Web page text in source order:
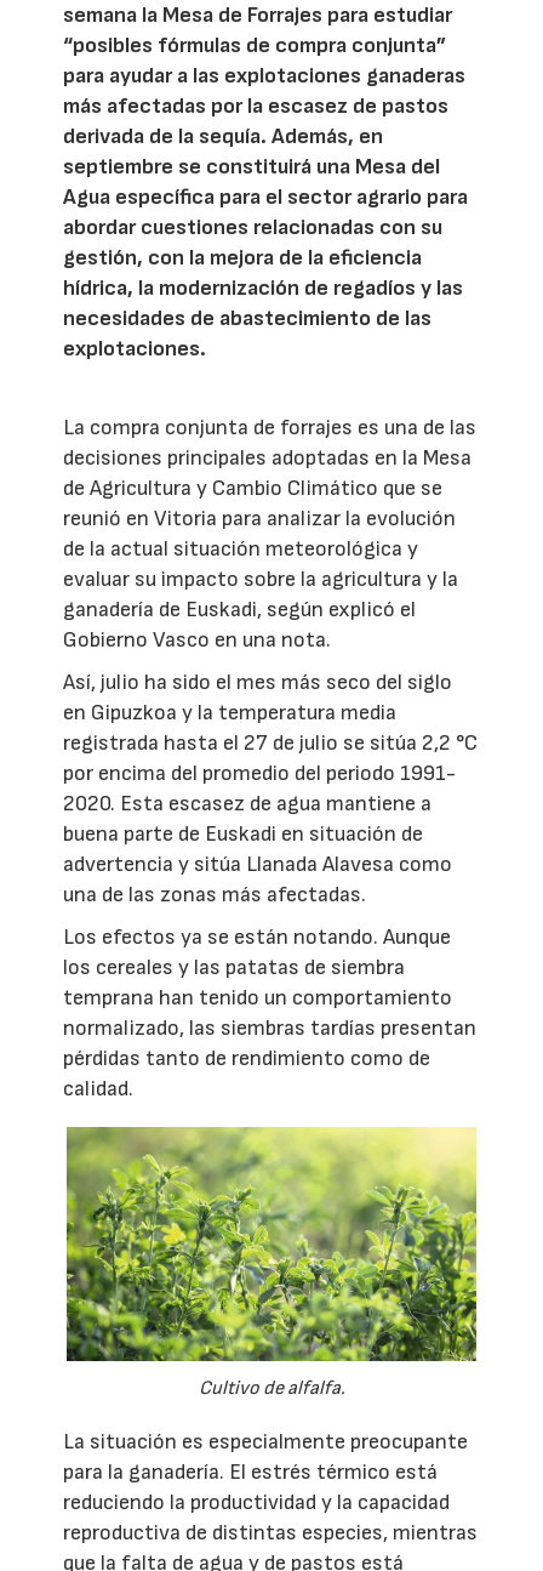
semana la Mesa de Forrajes para estudiar
“posibles fórmulas de compra conjunta”
para ayudar a las explotaciones ganaderas
más afectadas por la escasez de pastos
derivada de la sequía. Además, en
septiembre se constituirá una Mesa del
Agua específica para el sector agrario para
abordar cuestiones relacionadas con su
gestión, con la mejora de la eficiencia
hídrica, la modernización de regadíos y las
necesidades de abastecimiento de las
explotaciones.
La compra conjunta de forrajes es una de las
decisiones principales adoptadas en la Mesa
de Agricultura y Cambio Climático que se
reunió en Vitoria para analizar la evolución
de la actual situación meteorológica y
evaluar su impacto sobre la agricultura y la
ganadería de Euskadi, según explicó el
Gobierno Vasco en una nota.
Así, julio ha sido el mes más seco del siglo
en Gipuzkoa y la temperatura media
registrada hasta el 27 de julio se sitúa 2,2 °C
por encima del promedio del periodo 1991-
2020. Esta escasez de agua mantiene a
buena parte de Euskadi en situación de
advertencia y sitúa Llanada Alavesa como
una de las zonas más afectadas.
Los efectos ya se están notando. Aunque
los cereales y las patatas de siembra
temprana han tenido un comportamiento
normalizado, las siembras tardías presentan
pérdidas tanto de rendimiento como de
calidad.
Cultivo de alfalfa.
La situación es especialmente preocupante
para la ganadería. El estrés térmico está
reduciendo la productividad y la capacidad
reproductiva de distintas especies, mientras
que la falta de agua y de pastos está